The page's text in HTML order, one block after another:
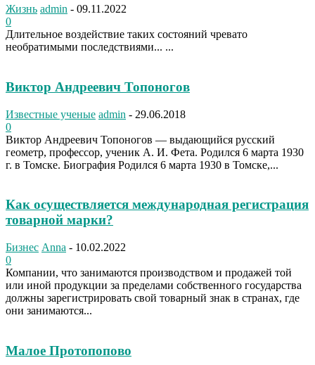
Жизнь admin - 09.11.2022
0
Длительное воздействие таких состояний чревато
необратимыми последствиями... ...
Виктор Андреевич Топоногов
Известные ученые admin - 29.06.2018
0
Виктор Андреевич Топоногов — выдающийся русский
геометр, профессор, ученик А. И. Фета. Родился 6 марта 1930
г. в Томске. Биография Родился 6 марта 1930 в Томске,...
Как осуществляется международная регистрация
товарной марки?
Бизнес Anna - 10.02.2022
0
Компании, что занимаются производством и продажей той
или иной продукции за пределами собственного государства
должны зарегистрировать свой товарный знак в странах, где
они занимаются...
Малое Протопопово